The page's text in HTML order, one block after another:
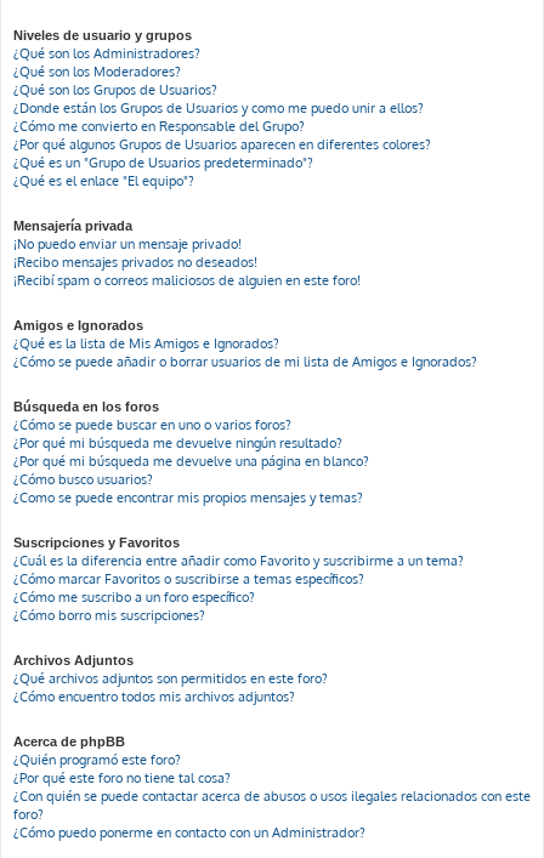
Niveles de usuario y grupos
¿Qué son los Administradores?
¿Qué son los Moderadores?
¿Qué son los Grupos de Usuarios?
¿Donde están los Grupos de Usuarios y como me puedo unir a ellos?
¿Cómo me convierto en Responsable del Grupo?
¿Por qué algunos Grupos de Usuarios aparecen en diferentes colores?
¿Qué es un "Grupo de Usuarios predeterminado"?
¿Qué es el enlace "El equipo"?
Mensajería privada
¡No puedo enviar un mensaje privado!
¡Recibo mensajes privados no deseados!
¡Recibí spam o correos maliciosos de alguien en este foro!
Amigos e Ignorados
¿Qué es la lista de Mis Amigos e Ignorados?
¿Cómo se puede añadir o borrar usuarios de mi lista de Amigos e Ignorados?
Búsqueda en los foros
¿Cómo se puede buscar en uno o varios foros?
¿Por qué mi búsqueda me devuelve ningún resultado?
¿Por qué mi búsqueda me devuelve una página en blanco?
¿Cómo busco usuarios?
¿Como se puede encontrar mis propios mensajes y temas?
Suscripciones y Favoritos
¿Cuál es la diferencia entre añadir como Favorito y suscribirme a un tema?
¿Cómo marcar Favoritos o suscribirse a temas específicos?
¿Cómo me suscribo a un foro específico?
¿Cómo borro mis suscripciones?
Archivos Adjuntos
¿Qué archivos adjuntos son permitidos en este foro?
¿Cómo encuentro todos mis archivos adjuntos?
Acerca de phpBB
¿Quién programó este foro?
¿Por qué este foro no tiene tal cosa?
¿Con quién se puede contactar acerca de abusos o usos ilegales relacionados con este
foro?
¿Cómo puedo ponerme en contacto con un Administrador?